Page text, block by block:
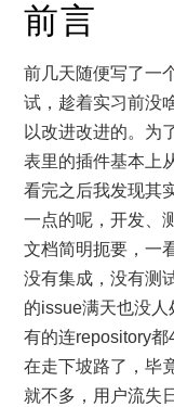
前言
前几天随便写了一
试，趁着实习前没
以改进改进的。为
表里的插件基本上
看完之后我发现其
一点的呢，开发、
文档简明扼要，一
没有集成，没有测
的issue满天也没
有的连repository
在走下坡路了，毕
就不多，用户流失